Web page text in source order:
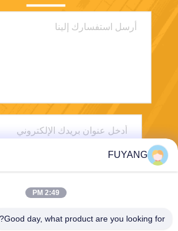
Technology Group Co.
FUYANG
2:49 PM
Good day, what product are you looking for?